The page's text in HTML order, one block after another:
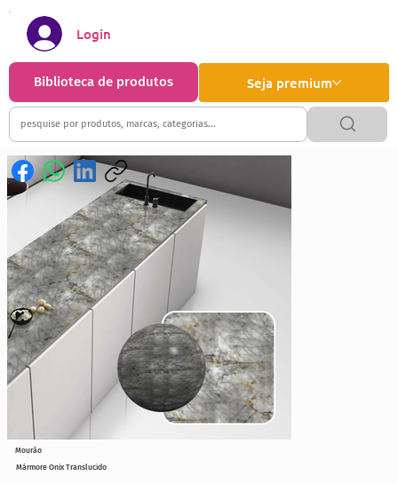
Seja premium
Biblioteca de produtos
Login
Mármore Onix Translucido
Mourão